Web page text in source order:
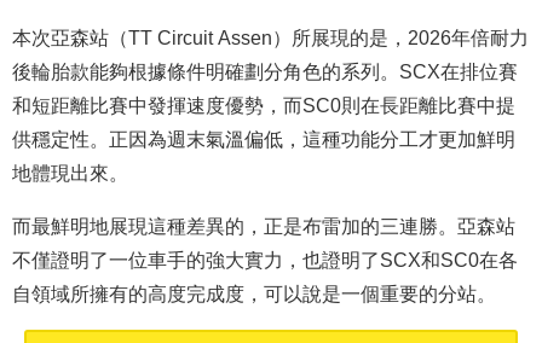
本次亞森站（TT Circuit Assen）所展現的是，2026年倍耐力
後輪胎款能夠根據條件明確劃分角色的系列。SCX在排位賽
和短距離比賽中發揮速度優勢，而SC0則在長距離比賽中提
供穩定性。正因為週末氣溫偏低，這種功能分工才更加鮮明
地體現出來。
而最鮮明地展現這種差異的，正是布雷加的三連勝。亞森站
不僅證明了一位車手的強大實力，也證明了SCX和SC0在各
自領域所擁有的高度完成度，可以說是一個重要的分站。